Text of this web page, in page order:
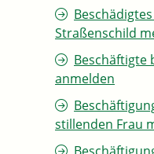
Straßenschild
Beschäftigte
anmelden
stillenden Frau